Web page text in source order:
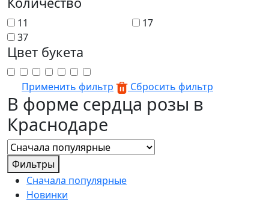
11
17
37
Цвет букета
Применить фильтр Сбросить фильтр
В форме сердца розы в
Краснодаре
Фильтры
Сначала популярные
Новинки